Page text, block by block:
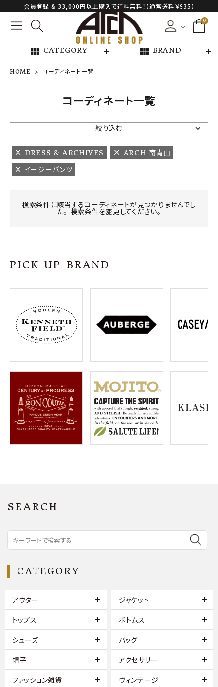
会員登録 & 33,000円以上購入で送料無料！（通常送料￥935）
0
view_module CATEGORY view_module BRAND
NEW ARRIVAL
ARCH EXCLUSIVE
BRAND
CATEGORY
プライバシーポリシー
特定商取引法について
お問い合わせ
OFFICIAL WEB SITE
meeting_room ログイン 会員登録
HOME コーディネート一覧
コーディネート一覧
絞り込む
DRESS & ARCHIVES
ARCH 南青山
イージーパンツ
検索条件に該当するコーディネートが見つかりませんでし
た。 検索条件を変更してください。
PICK UP BRAND
SEARCH
CATEGORY
アウター ジャケット
トップス ボトムス
シューズ バッグ
帽子 アクセサリー
ファッション雑貨 ヴィンテージ